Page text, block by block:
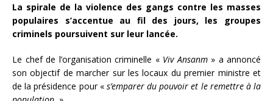
La spirale de la violence des gangs contre les masses
populaires s’accentue au fil des jours, les groupes
criminels poursuivent sur leur lancée.
Le chef de l’organisation criminelle « Viv Ansanm » a annoncé
son objectif de marcher sur les locaux du premier ministre et
de la présidence pour « s’emparer du pouvoir et le remettre à la